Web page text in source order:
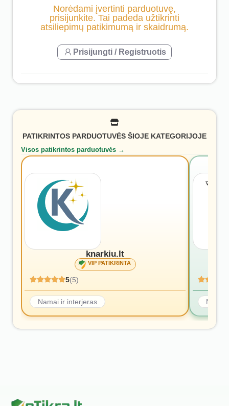
Norėdami įvertinti parduotuvę,
prisijunkite. Tai padeda užtikrinti
atsiliepimų patikimumą ir skaidrumą.
Prisijungti / Registruotis
PATIKRINTOS PARDUOTUVĖS ŠIOJE KATEGORIJOJE
Visos patikrintos parduotuvės →
knarkiu.lt
VIP PATIKRINTA
5(5)
Namai ir interjeras